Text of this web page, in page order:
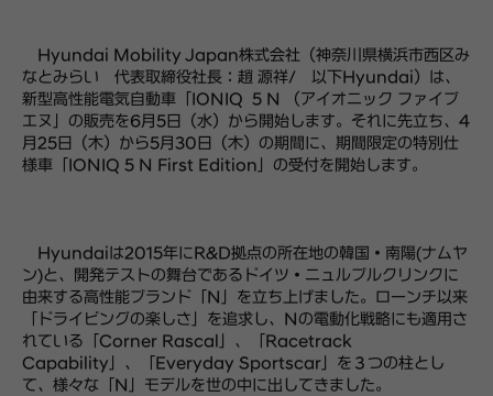
Hyundai Mobility Japan株式会社（神奈川県横浜市西区み
なとみらい 代表取締役社長：趙 源祥/ 以下Hyundai）は、
新型高性能電気自動車「IONIQ 5 N （アイオニック ファイブ
エヌ」の販売を6月5日（水）から開始します。それに先立ち、4
月25日（木）から5月30日（木）の期間に、期間限定の特別仕
様車「IONIQ 5 N First Edition」の受付を開始します。
Hyundaiは2015年にR&D拠点の所在地の韓国・南陽(ナムヤ
ン)と、開発テストの舞台であるドイツ・ニュルブルクリンクに
由来する高性能ブランド「N」を立ち上げました。ローンチ以来
「ドライビングの楽しさ」を追求し、Nの電動化戦略にも適用さ
れている「Corner Rascal」、「Racetrack
Capability」、「Everyday Sportscar」を３つの柱とし
て、様々な「N」モデルを世の中に出してきました。